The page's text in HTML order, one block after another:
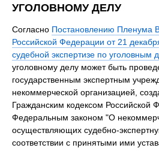
УГОЛОВНОМУ ДЕЛУ
Согласно Постановлению Пленума
Российской Федерации от 21
судебной экспертизе по уголовным
уголовному делу может быть
государственным экспертным
некоммерческой организацией,
Гражданским кодексом Российской
Федеральным законом "О
осуществляющих судебно-
соответствии с принятыми ими